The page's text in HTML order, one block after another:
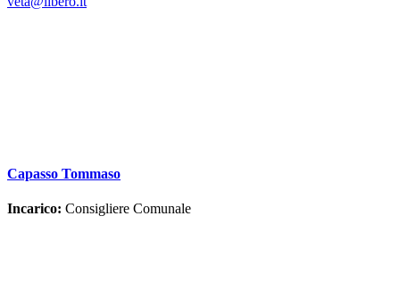
Capasso Tommaso
Incarico: Consigliere Comunale